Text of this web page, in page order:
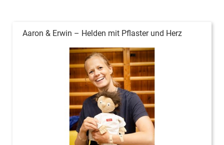
Aaron & Erwin – Helden mit Pflaster und Herz